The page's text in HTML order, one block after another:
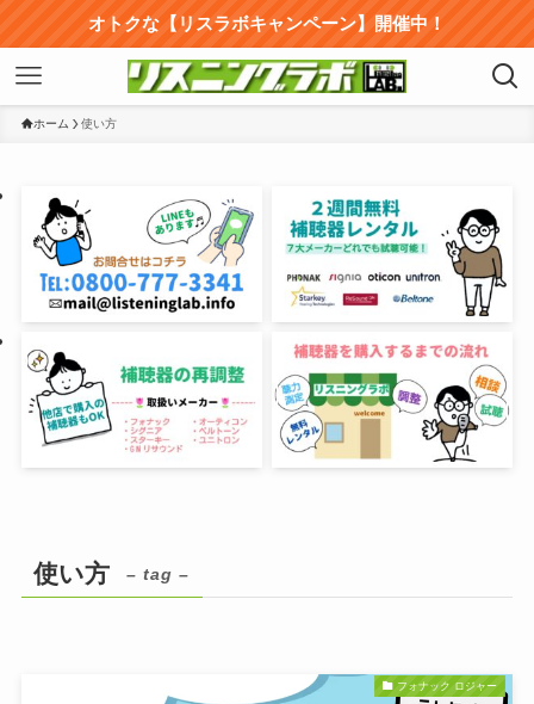
オトクな【リスラボキャンペーン】開催中！
ホーム 使い方
使い方 – tag –
フォナック ロジャー